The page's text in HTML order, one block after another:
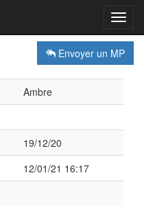
Envoyer un MP
Ambre
19/12/20
12/01/21 16:17